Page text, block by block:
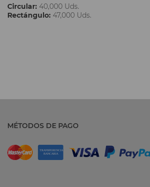
Circular: 40,000 Uds.
Rectángulo: 47,000 Uds.
MÉTODOS DE PAGO